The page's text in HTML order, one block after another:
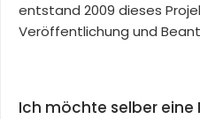
entstand 2009 dieses
Veröffentlichung und
Ich möchte selber eine